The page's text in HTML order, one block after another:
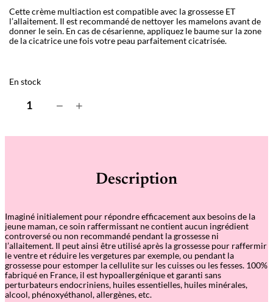
Cette crème multiaction est compatible avec la grossesse ET
l’allaitement. Il est recommandé de nettoyer les mamelons avant de
donner le sein. En cas de césarienne, appliquez le baume sur la zone
de la cicatrice une fois votre peau parfaitement cicatrisée.
En stock
t
B
a
u
m
e
O
n
c
t
− +
Description
Imaginé initialement pour répondre efficacement aux besoins de la
jeune maman, ce soin raffermissant ne contient aucun ingrédient
controversé ou non recommandé pendant la grossesse ni
l’allaitement. Il peut ainsi être utilisé après la grossesse pour raffermir
le ventre et réduire les vergetures par exemple, ou pendant la
grossesse pour estomper la cellulite sur les cuisses ou les fesses. 100%
fabriqué en France, il est hypoallergénique et garanti sans
perturbateurs endocriniens, huiles essentielles, huiles minérales,
alcool, phénoxyéthanol, allergènes, etc.